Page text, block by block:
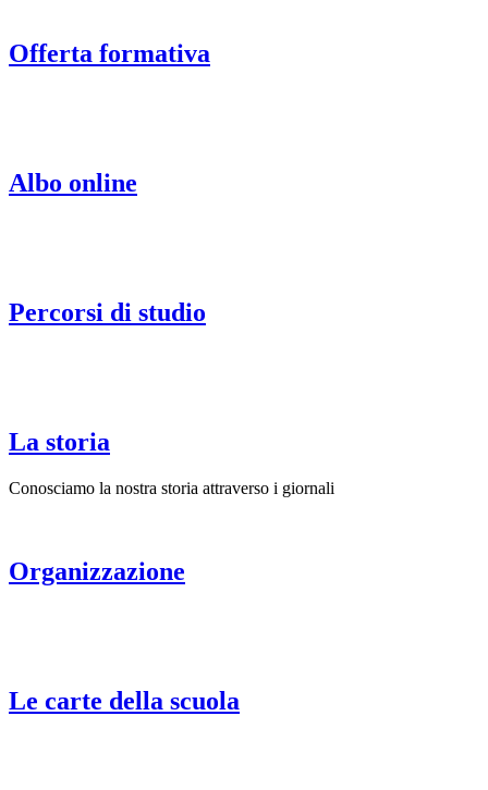
Offerta formativa
Albo online
Percorsi di studio
La storia
Conosciamo la nostra storia attraverso i giornali
Organizzazione
Le carte della scuola